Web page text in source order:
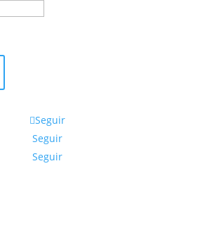
Seguir
Seguir
Seguir